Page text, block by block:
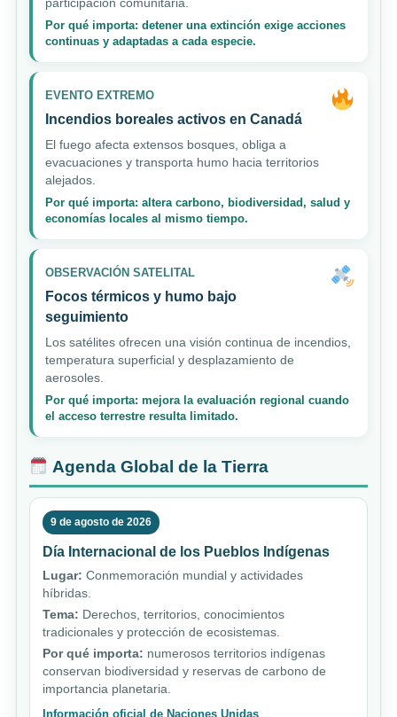
Por qué importa: detener una extinción exige acciones
continuas y adaptadas a cada especie.
EVENTO EXTREMO
Incendios boreales activos en Canadá
El fuego afecta extensos bosques, obliga a
evacuaciones y transporta humo hacia territorios
alejados.
Por qué importa: altera carbono, biodiversidad, salud y
economías locales al mismo tiempo.
OBSERVACIÓN SATELITAL
Focos térmicos y humo bajo
seguimiento
Los satélites ofrecen una visión continua de incendios,
temperatura superficial y desplazamiento de
aerosoles.
Por qué importa: mejora la evaluación regional cuando
el acceso terrestre resulta limitado.
Agenda Global de la Tierra
9 de agosto de 2026
Día Internacional de los Pueblos Indígenas
Lugar: Conmemoración mundial y actividades
híbridas.
Tema: Derechos, territorios, conocimientos
tradicionales y protección de ecosistemas.
Por qué importa: numerosos territorios indígenas
conservan biodiversidad y reservas de carbono de
importancia planetaria.
Información oficial de Naciones Unidas